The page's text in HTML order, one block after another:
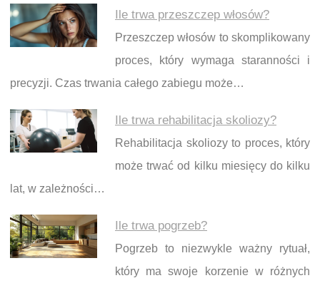
Ile trwa przeszczep włosów?
Przeszczep włosów to skomplikowany
proces, który wymaga staranności i
precyzji. Czas trwania całego zabiegu może…
Ile trwa rehabilitacja skoliozy?
Rehabilitacja skoliozy to proces, który
może trwać od kilku miesięcy do kilku
lat, w zależności…
Ile trwa pogrzeb?
Pogrzeb to niezwykle ważny rytuał,
który ma swoje korzenie w różnych